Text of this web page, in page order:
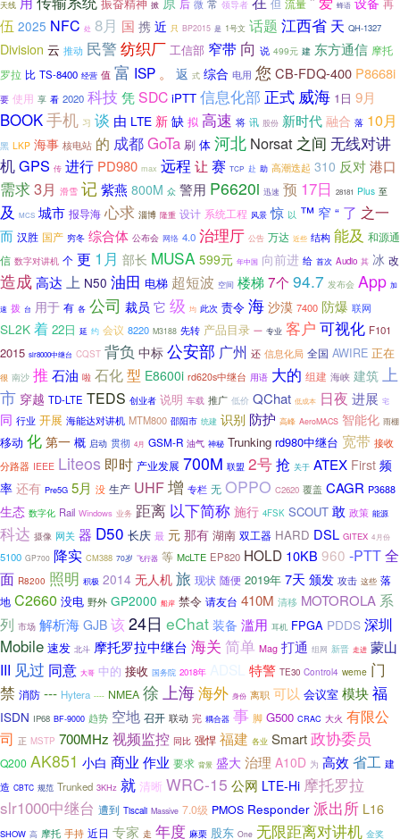
天线 掀 后 微 常 领导者 但 流量 蜂语 再
伍 2025 NFC 处 8月 国 携 近 只 BP2015 是 1号文 话题 江西省 天 QH-1327
Division 云 推动 民警纺织厂 工信部 窄带 向 说 499元 建 东方通信 摩托
罗拉 比 TS-8400 经营 值 富 ISP 。 返 式 综合 电用 您 CB-FDQ-400 P8668i
要 使用 享 看 2020 科技 凭SDC iPTT 信息化部 正式 威海 1日 9月
BOOK手机 习 谈 由 LTE 新 缺 拟 高速 将 讯 股份 新时代 融合 落 10月
黑 LKP 海事 核电站 的 成都GoTa 刷 体 河北 Norsat 之间 无线对讲
机GPS 传 进行 PD980 max 远程 让 赛 TCP 赴 助 高潮迭起 310 反对港口
需求 3月 滑雪 记紫燕 800M 众 警用 P6620i 迅速 预 17日 28181 Plus 至
及 MCS 城市 报导海 心求 淄博 隆重 设计 系统工程 风景 惊 以 ™ 窄 “ 了 之一
而 汉胜 国产 穷冬 综合体 公布会 网络 4.0 治理厅 公告 万达 近些 结构 能及 和源通
信 数字对讲机 个 更 1月 部长 MUSA 599元 年中国 向前进 给 首次 Audio 其 冰 改
造成高达 上 N50 油田 电梯 超短波 空间 楼梯7个 94.7 发布会 App 加
速 拨 台 用于 有 各 公司 裁员 它 级 均 此次 责令 海 沙漠 7400 防爆 联网
SL2K 着 22日 延 约 会议 8220 M3188 先转 产品目录 一 专业 客户 可视化 F101
2015 slr8000中继台 CQST 背负 中标 公安部 广州 还 信息化局 全国 AWIRE 正在
很 南沙 推 石油 啦 石化型 E8600i rd620s中继台 用语 大的 组建 海峡 建筑 上
市 穿越 TD-LTE TEDS 创业者 说明 车载 推广 低价 QChat 低成本 日夜 进展 宅
同 行业 开展 海能达对讲机 MTM800 邵阳市 统建 识别 防护 高峰 AeroMACS 智能化 雨棚
移动 化 第一 概 启动 贯彻 4月 GSM-R 油气 神秘 Trunking rd980中继台 宽带 接收
分路器 IEEE Liteos 即时 产业发展 700M 联盟 2号抢 关于 ATEX First 频
率 还有 Pre5G 5月 没 生产 UHF增 专栏 无 OPPO C2620 覆盖 CAGR P3688
生态 数字化 Rail Windows 业务 距离 以下简称 施行 4FSK SCOUT 敢 政策 能源
科达 摄像 网关 器 D50 长庆 最 元 那有 湖南 双工器 HARD DSL GITEX 4月份
5100 GP700 降实 CM388 70岁 飞行器 等 McLTE EP820 HOLD 10KB 960 -PTT全
面 R8200 照明 积极 2014 无人机 旅 现状 随便 2019年 7天 颁发 攻击 这些 落
地 C2660 没电 野外 GP2000 船岸 禁令 请友台 410M 清移 MOTOROLA 系
列 市场 解析海 GJB 该24日 eChat 装备 滥用 耳机 FPGA PDDS 深圳
Mobile 速发 北斗 摩托罗拉中继台 海关 简单 Mag 打通 组网 新晋 走进 蒙山
III 见过 同意 大哥 中的 接收 国务院 2018年 特警 TE30 Control4 weme 门
禁 消防 --- Hytera ---- NMEA 徐 上海海外 身份 离职 可以 会议室 模块福
ISDN IP68 BF-9000 趋势 空地 召开 联动 完 耦合器 事 脚 G500 CRAC 大火 有限公
司 正 MSTP 700MHz 视频监控 同比 强悍 福建 各业 Smart政协委员
Q200 AK851 小白 商业 作业 要求 背景 盛大 治理 A10D 为 高效 省工 建
造 CBTC 规范 Trunked 3KHz 就 清晰 WRC-15 公网 LTE-Hi 摩托罗拉
slr1000中继台 遭到 Tiscali Massive 7.0级 PMOS Responder 派出所 L16
SHOW 高 摩托 手持 近日 专家 走 年度 麻栗 股东 One 无限距离对讲机 金奖